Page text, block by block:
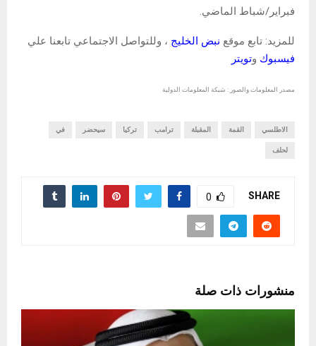
فبراير/شباط الماضي.
للمزيد: تابع موقع نبض الخليج ، وللتواصل الاجتماعي تابعنا علي
فيسبوك وتويتر
مصدر المعلومات والصور : شبكة المعلومات الدولية
الاطلسي القمة المقبلة ترامب تركيا سيحضر في
لحلف
SHARE
0
منشورات ذات صلة